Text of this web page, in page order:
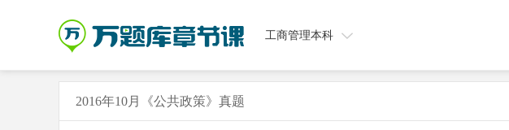
工商管理本科
2016年10月《公共政策》真题